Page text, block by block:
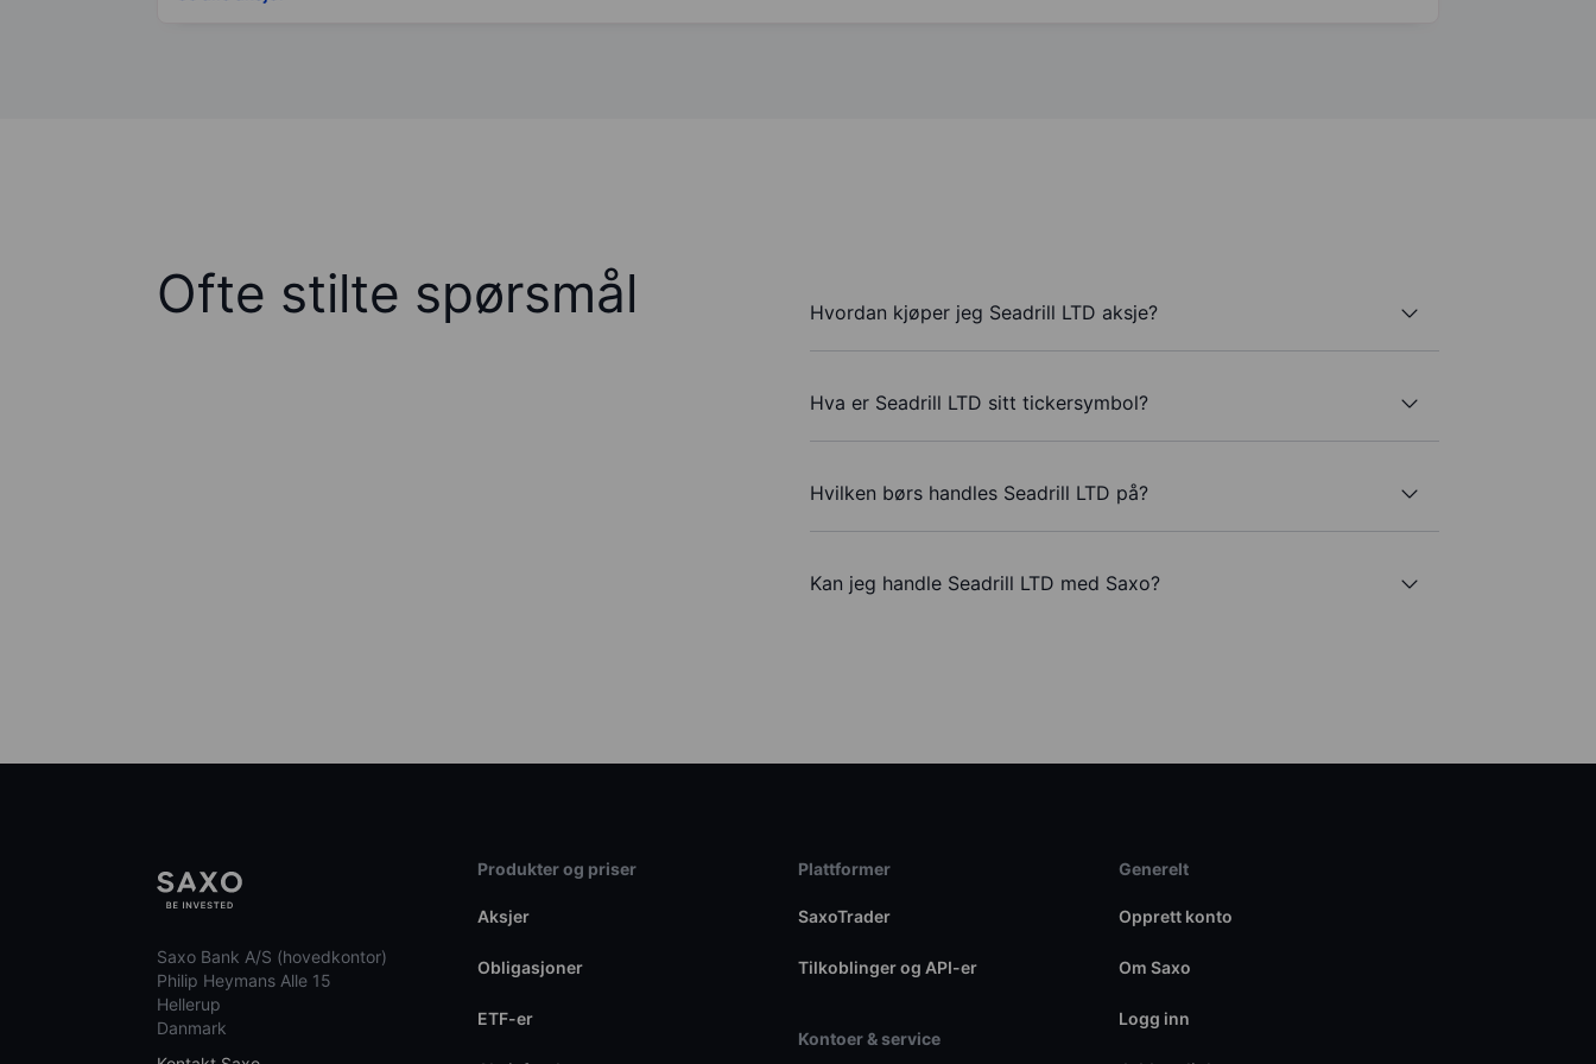
Ofte stilte spørsmål Hvordan kjøper jeg Seadrill LTD aksje?
Hva er Seadrill LTD sitt tickersymbol?
Hvilken børs handles Seadrill LTD på?
Kan jeg handle Seadrill LTD med Saxo?
Saxo Bank A/S (hovedkontor)
Philip Heymans Alle 15
Hellerup
Danmark
Produkter og priser
Aksjer
Obligasjoner
ETF-er
Plattformer
SaxoTrader
Tilkoblinger og API-er
Kontoer & service
Generelt
Opprett konto
Om Saxo
Logg inn